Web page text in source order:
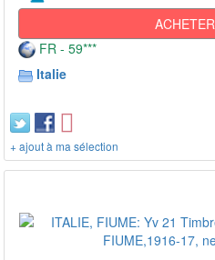
ACHETER
FR - 59***
Italie
+ ajout à ma sélection